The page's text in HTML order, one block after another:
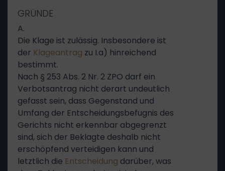
GRÜNDE
A.
Die Klage ist zulässig. Insbesondere ist
der Klageantrag zu I.a) hinreichend
bestimmt.
Nach § 253 Abs. 2 Nr. 2 ZPO darf ein
Verbotsantrag nicht derart undeutlich
gefasst sein, dass Gegenstand und
Umfang der Entscheidungsbefugnis des
Gerichts nicht erkennbar abgegrenzt
sind, sich der Beklagte deshalb nicht
erschöpfend verteidigen kann und
letztlich die Entscheidung darüber, was